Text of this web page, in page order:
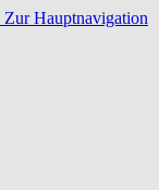
Zur Hauptnavigation